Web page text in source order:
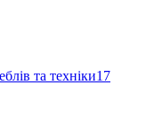
та техніки17